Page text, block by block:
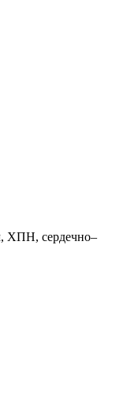
ХПН, сердечно–